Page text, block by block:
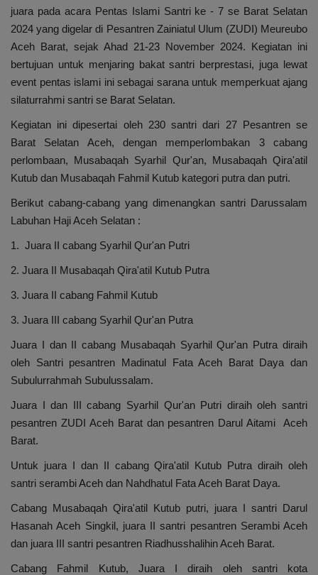
juara pada acara Pentas Islami Santri ke - 7 se Barat Selatan
2024 yang digelar di Pesantren Zainiatul Ulum (ZUDI) Meureubo
Aceh Barat, sejak Ahad 21-23 November 2024. Kegiatan ini
bertujuan untuk menjaring bakat santri berprestasi, juga lewat
event pentas islami ini sebagai sarana untuk memperkuat ajang
silaturrahmi santri se Barat Selatan.
Kegiatan ini dipesertai oleh 230 santri dari 27 Pesantren se
Barat Selatan Aceh, dengan memperlombakan 3 cabang
perlombaan, Musabaqah Syarhil Qur'an, Musabaqah Qira'atil
Kutub dan Musabaqah Fahmil Kutub kategori putra dan putri.
Berikut cabang-cabang yang dimenangkan santri Darussalam
Labuhan Haji Aceh Selatan :
1. Juara II cabang Syarhil Qur'an Putri
2. Juara II Musabaqah Qira'atil Kutub Putra
3. Juara II cabang Fahmil Kutub
3. Juara III cabang Syarhil Qur'an Putra
Juara I dan II cabang Musabaqah Syarhil Qur'an Putra diraih
oleh Santri pesantren Madinatul Fata Aceh Barat Daya dan
Subulurrahmah Subulussalam.
Juara I dan III cabang Syarhil Qur'an Putri diraih oleh santri
pesantren ZUDI Aceh Barat dan pesantren Darul Aitami Aceh
Barat.
Untuk juara I dan II cabang Qira'atil Kutub Putra diraih oleh
santri serambi Aceh dan Nahdhatul Fata Aceh Barat Daya.
Cabang Musabaqah Qira'atil Kutub putri, juara I santri Darul
Hasanah Aceh Singkil, juara II santri pesantren Serambi Aceh
dan juara III santri pesantren Riadhusshalihin Aceh Barat.
Cabang Fahmil Kutub, Juara I diraih oleh santri kota